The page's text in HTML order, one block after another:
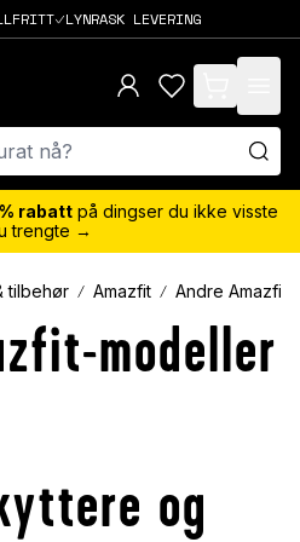
LYNRASK LEVERING
items in cart,
rabatt på dingser du ikke visste
trengte →
tilbehør Amazfit Andre Amazfit-
modeller
og